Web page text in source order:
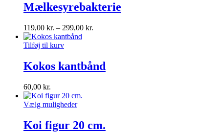
Mælkesyrebakterie
119,00 kr. – 299,00 kr.
Tilføj til kurv
Kokos kantbånd
60,00 kr.
Vælg muligheder
Koi figur 20 cm.